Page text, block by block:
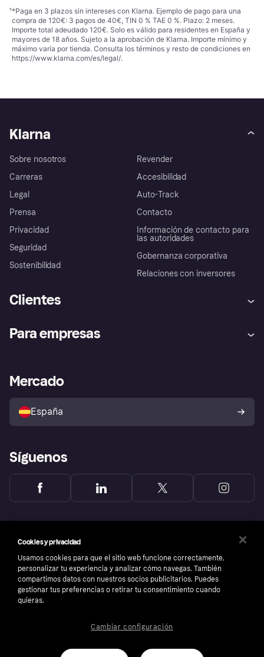
¹*Paga en 3 plazos sin intereses con Klarna. Ejemplo de pago para una
compra de 120€: 3 pagos de 40€, TIN 0 % TAE 0 %. Plazo: 2 meses.
Importe total adeudado 120€. Solo es válido para residentes en España y
mayores de 18 años. Sujeto a la aprobación de Klarna. Importe mínimo y
máximo varía por tienda. Consulta los términos y resto de condiciones en
https://www.klarna.com/es/legal/.
Klarna
Sobre nosotros
Carreras
Legal
Prensa
Privacidad
Seguridad
Sostenibilidad
Revender
Accesibilidad
Auto-Track
Contacto
Información de contacto para
las autoridades
Gobernanza corporativa
Relaciones con inversores
Clientes
Inicio de sesión
Directorio de tiendas
Política de protección al
comprador de Klarna
Reclamaciones
Para empresas
Acceso empresas
Mercado
España
Síguenos
Número de empresa: 556737-0431
Cookies y privacidad
Usamos cookies para que el sitio web funcione correctamente,
personalizar tu experiencia y analizar cómo navegas. También
compartimos datos con nuestros socios publicitarios. Puedes
gestionar tus preferencias o retirar tu consentimiento cuando
quieras.
Cambiar configuración